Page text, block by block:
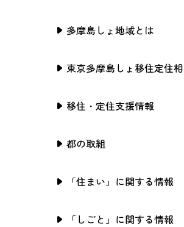
多摩島しょ地域とは
東京多摩島しょ移住定住
移住・定住支援情報
都の取組
「住まい」に関する情報
「しごと」に関する情報